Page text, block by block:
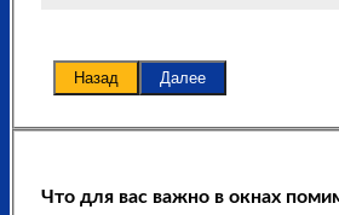
Назад Далее
Что для вас важно в окнах